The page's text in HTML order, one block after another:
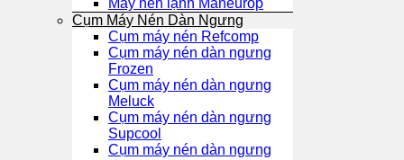
Máy nén lạnh Maneurop
Cụm Máy Nén Dàn Ngưng
Cụm máy nén Refcomp
Cụm máy nén dàn ngưng
Frozen
Cụm máy nén dàn ngưng
Meluck
Cụm máy nén dàn ngưng
Supcool
Cụm máy nén dàn ngưng